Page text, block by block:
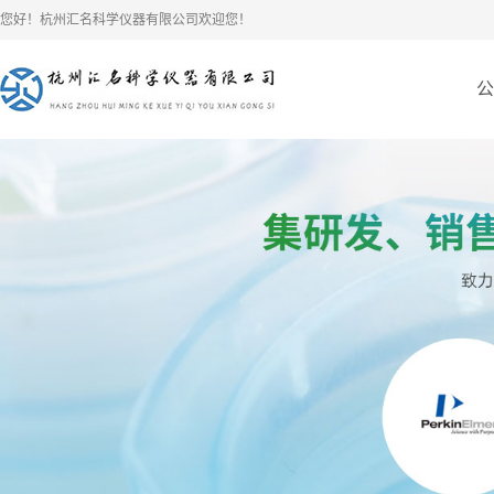
您好！杭州汇名科学仪器有限公司欢迎您！